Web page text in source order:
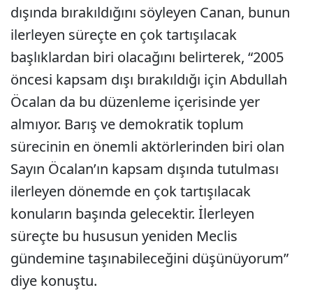
dışında bırakıldığını söyleyen Canan, bunun
ilerleyen süreçte en çok tartışılacak
başlıklardan biri olacağını belirterek, “2005
öncesi kapsam dışı bırakıldığı için Abdullah
Öcalan da bu düzenleme içerisinde yer
almıyor. Barış ve demokratik toplum
sürecinin en önemli aktörlerinden biri olan
Sayın Öcalan’ın kapsam dışında tutulması
ilerleyen dönemde en çok tartışılacak
konuların başında gelecektir. İlerleyen
süreçte bu hususun yeniden Meclis
gündemine taşınabileceğini düşünüyorum”
diye konuştu.